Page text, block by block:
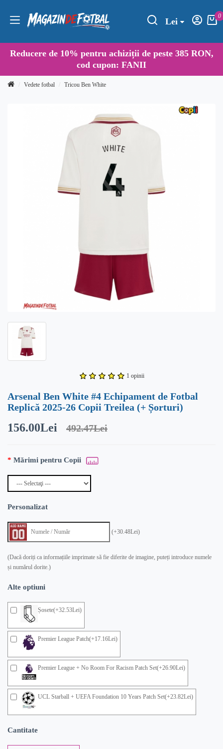
Lei
0
Reducere de 10% pentru achiziții de peste 385 RON,
cod cupon: FANII
Vedete fotbal Tricou Ben White
1 opinii
Arsenal Ben White #4 Echipament de Fotbal
Replică 2025-26 Copii Treilea (+ Șorturi)
156.00Lei 492.47Lei
Mărimi pentru Copii
Personalizat
(+30.48Lei)
(Dacă doriți ca informațiile imprimate să fie diferite de imagine, puteți introduce numele
și numărul dorite.)
Alte optiuni
Șosete(+32.53Lei)
Premier League Patch(+17.16Lei)
Premier League + No Room For Racism Patch Set(+26.90Lei)
UCL Starball + UEFA Foundation 10 Years Patch Set(+23.82Lei)
Cantitate